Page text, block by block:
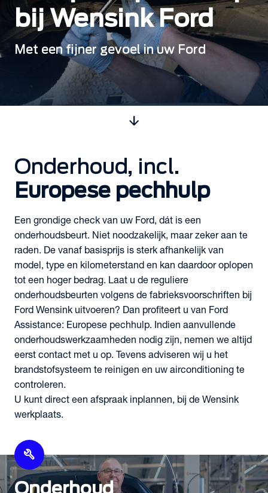
bij Wensink Ford
Met een fijner gevoel in uw Ford
arrow_downward
Onderhoud, incl.
Europese pechhulp
Een grondige check van uw Ford, dát is een
onderhoudsbeurt. Niet noodzakelijk, maar zeker aan te
raden. De vanaf basisprijs is sterk afhankelijk van
model, type en kilometerstand en kan daardoor oplopen
tot een hoger bedrag. Laat u de reguliere
onderhoudsbeurten volgens de fabrieksvoorschriften bij
Ford Wensink uitvoeren? Dan profiteert u van Ford
Assistance: Europese pechhulp. Indien aanvullende
onderhoudswerkzaamheden nodig zijn, nemen we altijd
eerst contact met u op. Tevens adviseren wij u het
brandstofsysteem te reinigen en uw airconditioning te
controleren.
U kunt direct een afspraak inplannen, bij de Wensink
werkplaats.
build
Onderhoud